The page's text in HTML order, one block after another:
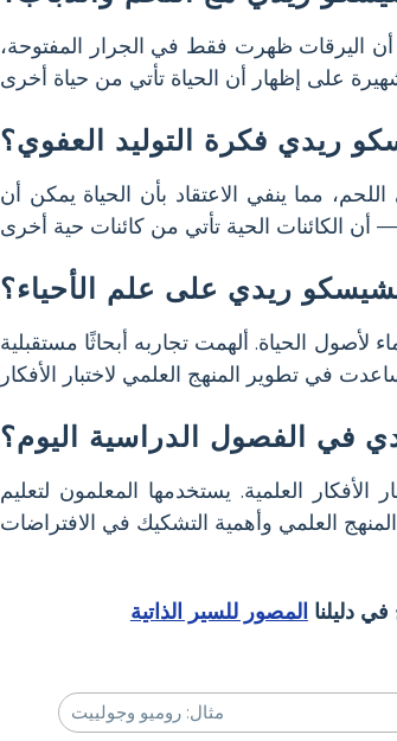
اليرقات ظهرت فقط في الجرار المفتوحة،
ريدي فكرة التوليد العفوي؟
مما ينفي الاعتقاد بأن الحياة يمكن أن
ريدي على علم الأحياء؟
الحياة. ألهمت تجاربه أبحاثًا مستقبلية
في الفصول الدراسية اليوم؟
الأفكار العلمية. يستخدمها المعلمون لتعليم
دليلنا المصور للسير الذاتية